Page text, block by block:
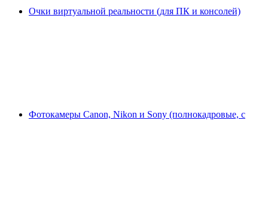
Очки виртуальной реальности (для ПК и консолей)
Фотокамеры Canon, Nikon и Sony (полнокадровые, с